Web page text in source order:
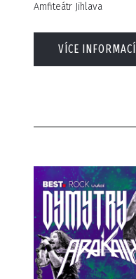
Amfiteátr Jihlava
VÍCE INFORMACÍ